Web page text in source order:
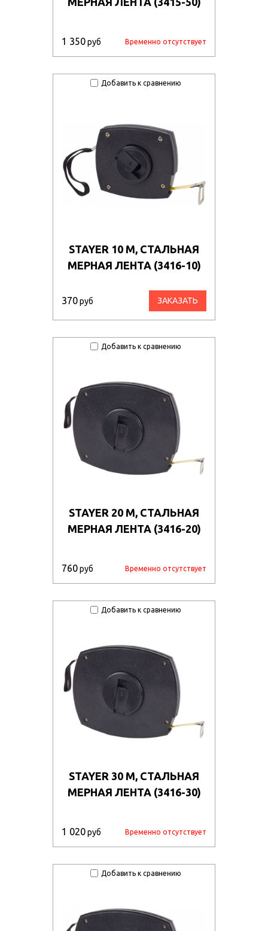
1 350руб Временно отсутствует
Добавить к сравнению
STAYER 10 М, СТАЛЬНАЯ
МЕРНАЯ ЛЕНТА (3416-10)
370руб ЗАКАЗАТЬ
Добавить к сравнению
STAYER 20 М, СТАЛЬНАЯ
МЕРНАЯ ЛЕНТА (3416-20)
760руб Временно отсутствует
Добавить к сравнению
STAYER 30 М, СТАЛЬНАЯ
МЕРНАЯ ЛЕНТА (3416-30)
1 020руб Временно отсутствует
Добавить к сравнению